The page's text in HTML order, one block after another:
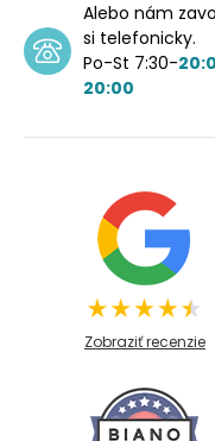
Alebo nám
si telefonicky.
Po-St 7:30-
20:00
Zobraziť recenzie